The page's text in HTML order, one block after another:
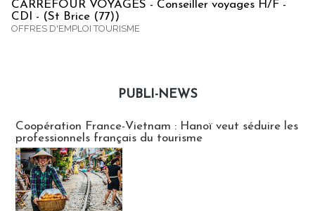
CARREFOUR VOYAGES - Conseiller voyages H/F -
CDI - (St Brice (77))
OFFRES D'EMPLOI TOURISME
PUBLI-NEWS
Coopération France-Vietnam : Hanoï veut séduire les
professionnels français du tourisme